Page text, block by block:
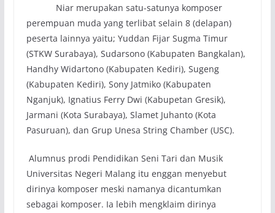
Niar merupakan satu-satunya komposer
perempuan muda yang terlibat selain 8 (delapan)
peserta lainnya yaitu; Yuddan Fijar Sugma Timur
(STKW Surabaya), Sudarsono (Kabupaten Bangkalan),
Handhy Widartono (Kabupaten Kediri), Sugeng
(Kabupaten Kediri), Sony Jatmiko (Kabupaten
Nganjuk), Ignatius Ferry Dwi (Kabupetan Gresik),
Jarmani (Kota Surabaya), Slamet Juhanto (Kota
Pasuruan), dan Grup Unesa String Chamber (USC).
Alumnus prodi Pendidikan Seni Tari dan Musik
Universitas Negeri Malang itu enggan menyebut
dirinya komposer meski namanya dicantumkan
sebagai komposer. Ia lebih mengklaim dirinya